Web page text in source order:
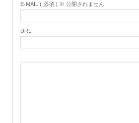
E-MAIL ( 必須 ) ※ 公開されません
URL